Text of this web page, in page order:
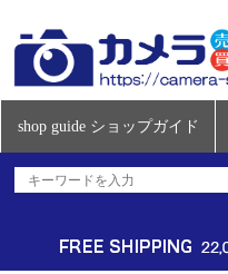
shop guide ショップガイド